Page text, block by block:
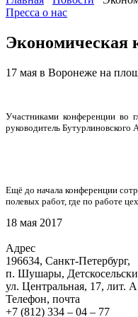
Пресса о нас
Экономическая
17 мая в Воронеже на
Участниками конференции
руководитель
Ещё до начала конференции
полевых работ, где по работе
18 мая 2017
Адрес
196634, Санкт-Петербург,
п. Шушары,
ул. Центральная, 17, лит. А
Телефон, почта
+7 (812) 334 – 04 – 77